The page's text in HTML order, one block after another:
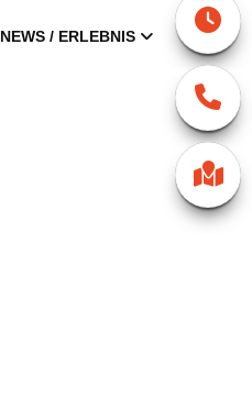
NEWS / ERLEBNIS